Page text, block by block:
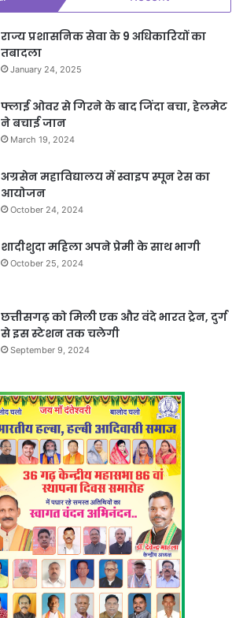
राज्य प्रशासनिक सेवा के 9 अधिकारियों का
तबादला
January 24, 2025
फ्लाई ओवर से गिरने के बाद जिंदा बचा, हेलमेट
ने बचाई जान
March 19, 2024
अग्रसेन महाविद्यालय में स्वाइप स्पून रेस का
आयोजन
October 24, 2024
शादीशुदा महिला अपने प्रेमी के साथ भागी
October 25, 2024
छत्तीसगढ़ को मिली एक और वंदे भारत ट्रेन, दुर्ग
से इस स्टेशन तक चलेगी
September 9, 2024